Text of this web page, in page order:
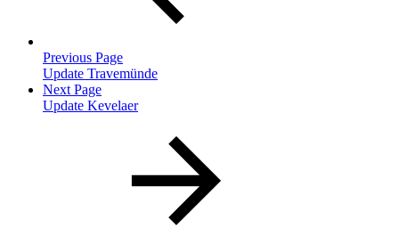
Previous Page
Update Travemünde
Next Page
Update Kevelaer